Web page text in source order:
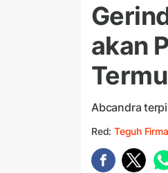
akan
Abcandra
Red: Teguh